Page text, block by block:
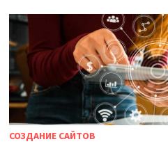
СОЗДАНИЕ САЙТОВ